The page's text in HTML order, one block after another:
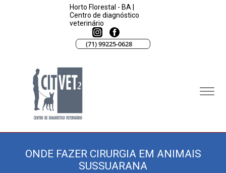
Horto Florestal - BA |
Centro de diagnóstico
veterinário
(71) 99225-0628
ONDE FAZER CIRURGIA EM ANIMAIS
SUSSUARANA